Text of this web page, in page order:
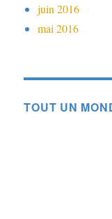
juin 2016
mai 2016
TOUT UN